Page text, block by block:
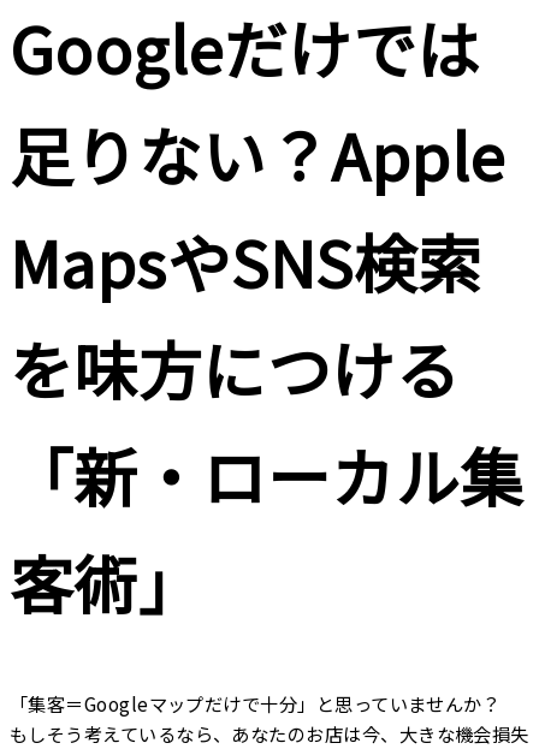
Googleだけでは
足りない？Apple
MapsやSNS検索
を味方につける
「新・ローカル集
客術」
「集客＝Googleマップだけで十分」と思っていませんか？
もしそう考えているなら、あなたのお店は今、大きな機会損失